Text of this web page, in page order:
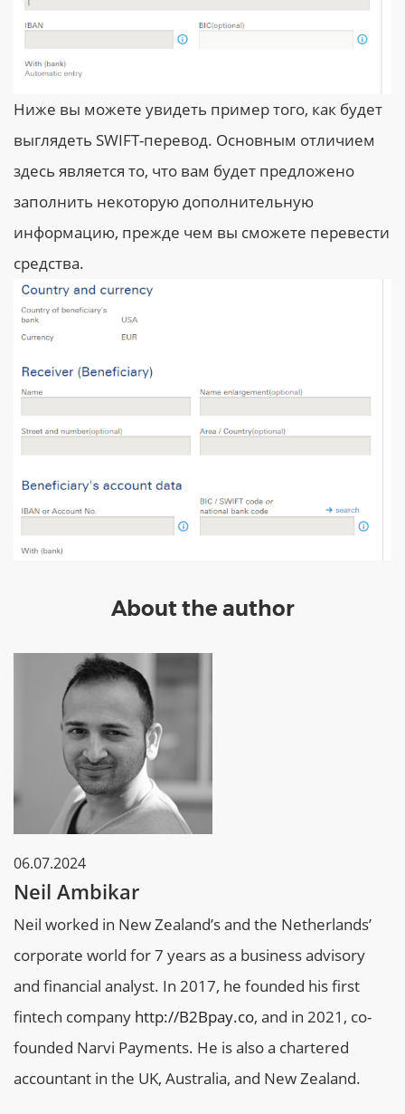
Ниже вы можете увидеть пример того, как будет
выглядеть SWIFT-перевод. Основным отличием
здесь является то, что вам будет предложено
заполнить некоторую дополнительную
информацию, прежде чем вы сможете перевести
средства.
About the author
06.07.2024
Neil Ambikar
Neil worked in New Zealand’s and the Netherlands’
corporate world for 7 years as a business advisory
and financial analyst. In 2017, he founded his first
fintech company http://B2Bpay.co, and in 2021, co-
founded Narvi Payments. He is also a chartered
accountant in the UK, Australia, and New Zealand.